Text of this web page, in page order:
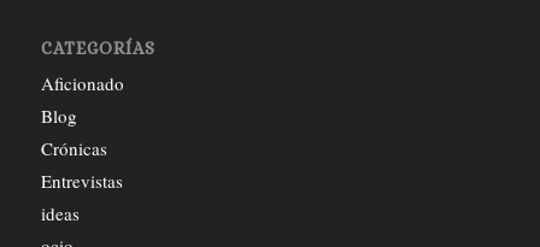
CATEGORÍAS
Aficionado
Blog
Crónicas
Entrevistas
ideas